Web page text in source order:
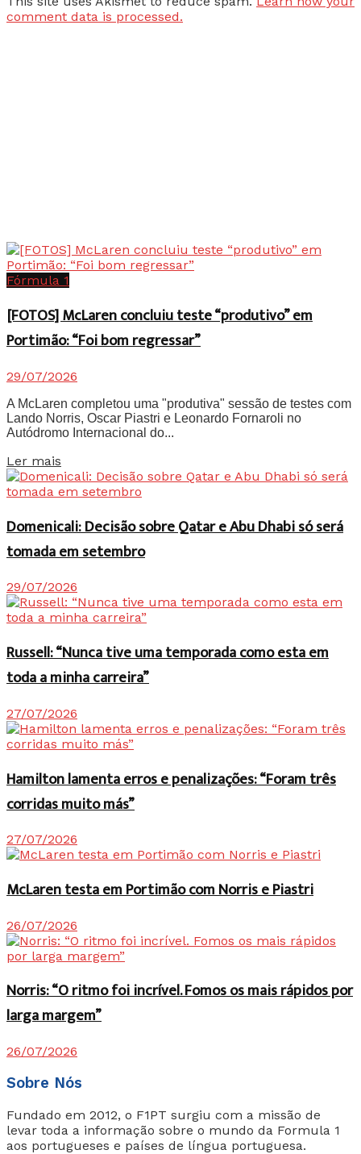
comment data is processed.
Fórmula 1
[FOTOS] McLaren concluiu teste “produtivo” em
Portimão: “Foi bom regressar”
29/07/2026
A McLaren completou uma "produtiva" sessão de testes com
Lando Norris, Oscar Piastri e Leonardo Fornaroli no
Autódromo Internacional do...
Ler mais
Domenicali: Decisão sobre Qatar e Abu Dhabi só será
tomada em setembro
29/07/2026
Russell: “Nunca tive uma temporada como esta em
toda a minha carreira”
27/07/2026
Hamilton lamenta erros e penalizações: “Foram três
corridas muito más”
27/07/2026
McLaren testa em Portimão com Norris e Piastri
26/07/2026
Norris: “O ritmo foi incrível. Fomos os mais rápidos por
larga margem”
26/07/2026
Sobre Nós
Fundado em 2012, o F1PT surgiu com a missão de
levar toda a informação sobre o mundo da Formula 1
aos portugueses e países de língua portuguesa.